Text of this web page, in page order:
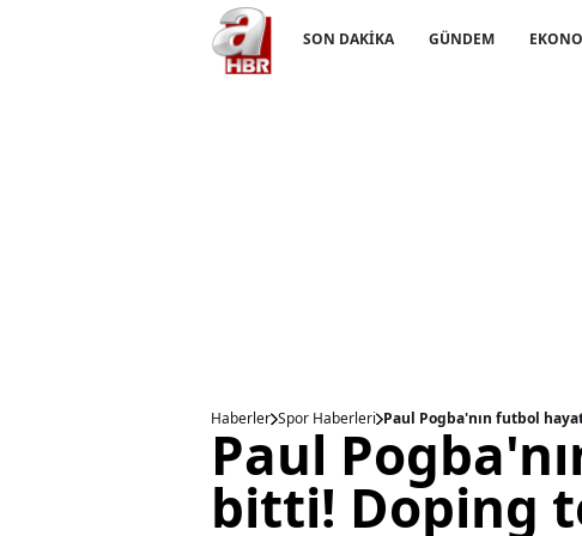
SON DAKİKA GÜNDEM
Haberler Spor Haberleri Paul Pogba'nın futbol
Paul
bitti! Doping